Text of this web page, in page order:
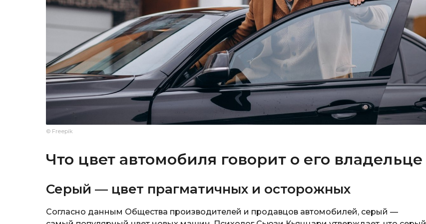
© Freepik
Что цвет автомобиля говорит о его владельце
Серый — цвет прагматичных и осторожных
Согласно данным Общества производителей и продавцов автомобилей, серый —